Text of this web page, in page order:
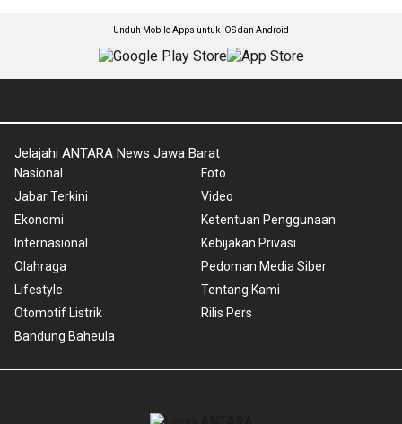
Unduh Mobile Apps untuk iOS dan Android
Jelajahi ANTARA News Jawa Barat
Nasional
Jabar Terkini
Ekonomi
Internasional
Olahraga
Lifestyle
Otomotif Listrik
Bandung Baheula
Foto
Video
Ketentuan Penggunaan
Kebijakan Privasi
Pedoman Media Siber
Tentang Kami
Rilis Pers